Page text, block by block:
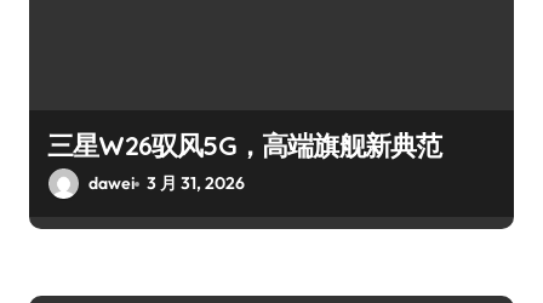
三星W26驭风5G，高端旗舰新典范
dawei 3 月 31, 2026